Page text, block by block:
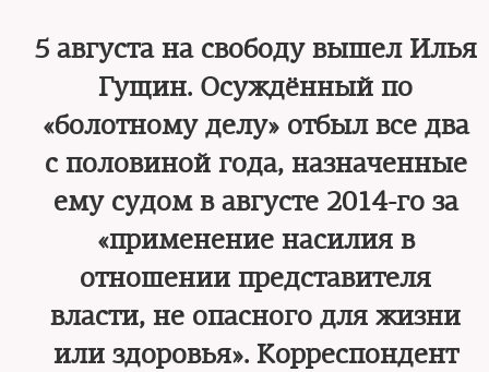
5 августа на свободу вышел Илья
Гущин. Осуждённый по
«болотному делу» отбыл все два
с половиной года, назначенные
ему судом в августе 2014-го за
«применение насилия в
отношении представителя
власти, не опасного для жизни
или здоровья». Корреспондент